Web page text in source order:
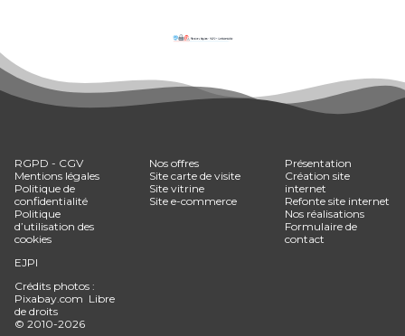
RGPD - CGV
Mentions légales
Politique de
confidentialité
Politique
d’utilisation des
cookies
EJPI
Crédits photos :
Pixabay.com Libre
de droits
© 2010-2026
Nos offres
Site carte de visite
Site vitrine
Site e-commerce
Présentation
Création site
internet
Refonte site internet
Nos réalisations
Formulaire de
contact